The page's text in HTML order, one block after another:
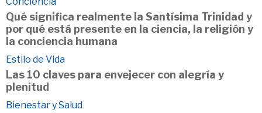
Qué significa realmente la Santísima Trinidad y
por qué está presente en la ciencia, la religión y
la conciencia humana
Estilo de Vida
Las 10 claves para envejecer con alegría y
plenitud
Bienestar y Salud